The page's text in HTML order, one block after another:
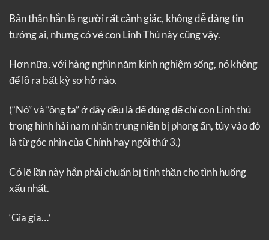
Bản thân hắn là người rất cảnh giác, không dễ dàng tin
tưởng ai, nhưng có vẻ con Linh Thú này cũng vậy.
Hơn nữa, với hàng nghìn năm kinh nghiệm sống, nó không
để lộ ra bất kỳ sơ hở nào.
(“Nó” và “ông ta” ở đây đều là để dùng để chỉ con Linh thú
trong hình hài nam nhân trung niên bị phong ấn, tùy vào đó
là từ góc nhìn của Chính hay ngôi thứ 3.)
Có lẽ lần này hắn phải chuẩn bị tinh thần cho tình huống
xấu nhất.
‘Gia gia…’